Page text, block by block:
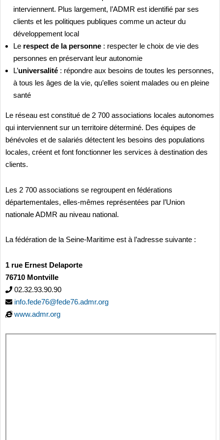
interviennent. Plus largement, l’ADMR est identifié par ses
clients et les politiques publiques comme un acteur du
développement local
Le respect de la personne : respecter le choix de vie des
personnes en préservant leur autonomie
L’universalité : répondre aux besoins de toutes les personnes,
à tous les âges de la vie, qu’elles soient malades ou en pleine
santé
Le réseau est constitué de 2 700 associations locales autonomes
qui interviennent sur un territoire déterminé. Des équipes de
bénévoles et de salariés détectent les besoins des populations
locales, créent et font fonctionner les services à destination des
clients.
Les 2 700 associations se regroupent en fédérations
départementales, elles-mêmes représentées par l’Union
nationale ADMR au niveau national.
La fédération de la Seine-Maritime est à l’adresse suivante :
1 rue Ernest Delaporte
76710 Montville
02.32.93.90.90
info.fede76@fede76.admr.org
www.admr.org